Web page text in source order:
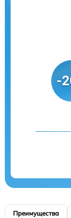
-
Преимущества